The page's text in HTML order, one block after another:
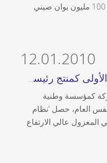
تجاوزت إيرادات المبيعات السنوية 100 مليون يوان صيني
القدرة التنافسية
2010: تم تصنيف المعدات الأولى كمنتج رئيسي على مستوى المقاطعة، واكتسبت القوة التقنية اعترافًا رسميًا
بالشركة كمؤسسة وطنية
نفس العام، حصل 'نظام
المعزول عالي الارتفاع
في مقاطعة
12.01.2010